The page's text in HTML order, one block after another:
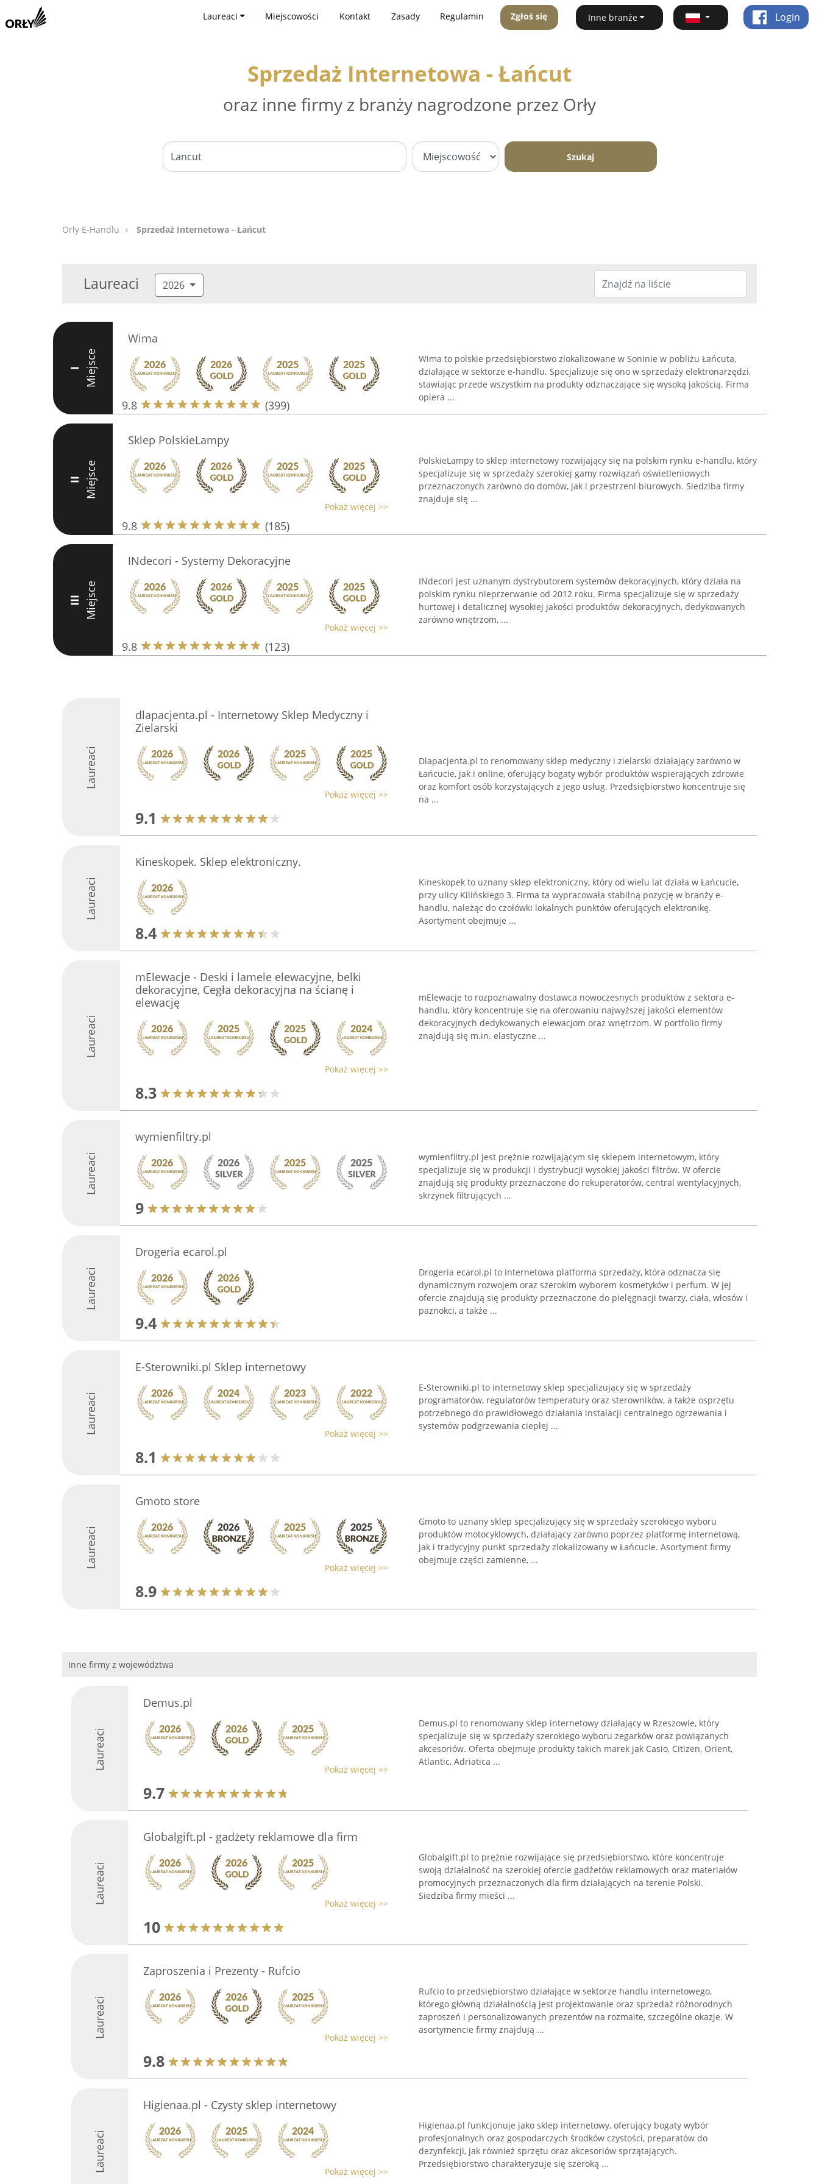
Laureaci Miejscowości Kontakt Zasady Regulamin Zgłoś się Inne branże Login
Sprzedaż Internetowa - Łańcut
oraz inne firmy z branży nagrodzone przez Orły
Szukaj
Orły E-Handlu Sprzedaż Internetowa - Łańcut
Laureaci 2026
I Miejsce
Wima
9.8 (399)
Wima to polskie przedsiębiorstwo zlokalizowane w Soninie w pobliżu Łańcuta,
działające w sektorze e-handlu. Specjalizuje się ono w sprzedaży elektronarzędzi,
stawiając przede wszystkim na produkty odznaczające się wysoką jakością. Firma
opiera ...
II Miejsce
Sklep PolskieLampy
Pokaż więcej >>
9.8 (185)
PolskieLampy to sklep internetowy rozwijający się na polskim rynku e-handlu, który
specjalizuje się w sprzedaży szerokiej gamy rozwiązań oświetleniowych
przeznaczonych zarówno do domów, jak i przestrzeni biurowych. Siedziba firmy
znajduje się ...
III Miejsce
INdecori - Systemy Dekoracyjne
Pokaż więcej >>
9.8 (123)
INdecori jest uznanym dystrybutorem systemów dekoracyjnych, który działa na
polskim rynku nieprzerwanie od 2012 roku. Firma specjalizuje się w sprzedaży
hurtowej i detalicznej wysokiej jakości produktów dekoracyjnych, dedykowanych
zarówno wnętrzom, ...
Laureaci
dlapacjenta.pl - Internetowy Sklep Medyczny i
Zielarski
Pokaż więcej >>
9.1
Dlapacjenta.pl to renomowany sklep medyczny i zielarski działający zarówno w
Łańcucie, jak i online, oferujący bogaty wybór produktów wspierających zdrowie
oraz komfort osób korzystających z jego usług. Przedsiębiorstwo koncentruje się
na ...
Laureaci
Kineskopek. Sklep elektroniczny.
8.4
Kineskopek to uznany sklep elektroniczny, który od wielu lat działa w Łańcucie,
przy ulicy Kilińskiego 3. Firma ta wypracowała stabilną pozycję w branży e-
handlu, należąc do czołówki lokalnych punktów oferujących elektronikę.
Asortyment obejmuje ...
Laureaci
mElewacje - Deski i lamele elewacyjne, belki
dekoracyjne, Cegła dekoracyjna na ścianę i
elewację
Pokaż więcej >>
8.3
mElewacje to rozpoznawalny dostawca nowoczesnych produktów z sektora e-
handlu, który koncentruje się na oferowaniu najwyższej jakości elementów
dekoracyjnych dedykowanych elewacjom oraz wnętrzom. W portfolio firmy
znajdują się m.in. elastyczne ...
Laureaci
wymienfiltry.pl
9
wymienfiltry.pl jest prężnie rozwijającym się sklepem internetowym, który
specjalizuje się w produkcji i dystrybucji wysokiej jakości filtrów. W ofercie
znajdują się produkty przeznaczone do rekuperatorów, central wentylacyjnych,
skrzynek filtrujących ...
Laureaci
Drogeria ecarol.pl
9.4
Drogeria ecarol.pl to internetowa platforma sprzedaży, która odznacza się
dynamicznym rozwojem oraz szerokim wyborem kosmetyków i perfum. W jej
ofercie znajdują się produkty przeznaczone do pielęgnacji twarzy, ciała, włosów i
paznokci, a także ...
Laureaci
E-Sterowniki.pl Sklep internetowy
Pokaż więcej >>
8.1
E-Sterowniki.pl to internetowy sklep specjalizujący się w sprzedaży
programatorów, regulatorów temperatury oraz sterowników, a także osprzętu
potrzebnego do prawidłowego działania instalacji centralnego ogrzewania i
systemów podgrzewania ciepłej ...
Laureaci
Gmoto store
Pokaż więcej >>
8.9
Gmoto to uznany sklep specjalizujący się w sprzedaży szerokiego wyboru
produktów motocyklowych, działający zarówno poprzez platformę internetową,
jak i tradycyjny punkt sprzedaży zlokalizowany w Łańcucie. Asortyment firmy
obejmuje części zamienne, ...
Inne firmy z województwa
Laureaci
Demus.pl
Pokaż więcej >>
9.7
Demus.pl to renomowany sklep internetowy działający w Rzeszowie, który
specjalizuje się w sprzedaży szerokiego wyboru zegarków oraz powiązanych
akcesoriów. Oferta obejmuje produkty takich marek jak Casio, Citizen, Orient,
Atlantic, Adriatica ...
Laureaci
Globalgift.pl - gadżety reklamowe dla firm
Pokaż więcej >>
10
Globalgift.pl to prężnie rozwijające się przedsiębiorstwo, które koncentruje
swoją działalność na szerokiej ofercie gadżetów reklamowych oraz materiałów
promocyjnych przeznaczonych dla firm działających na terenie Polski.
Siedziba firmy mieści ...
Laureaci
Zaproszenia i Prezenty - Rufcio
Pokaż więcej >>
9.8
Rufcio to przedsiębiorstwo działające w sektorze handlu internetowego,
którego główną działalnością jest projektowanie oraz sprzedaż różnorodnych
zaproszeń i personalizowanych prezentów na rozmaite, szczególne okazje. W
asortymencie firmy znajdują ...
Laureaci
Higienaa.pl - Czysty sklep internetowy
Pokaż więcej >>
Higienaa.pl funkcjonuje jako sklep internetowy, oferujący bogaty wybór
profesjonalnych oraz gospodarczych środków czystości, preparatów do
dezynfekcji, jak również sprzętu oraz akcesoriów sprzątających.
Przedsiębiorstwo charakteryzuje się szeroką ...